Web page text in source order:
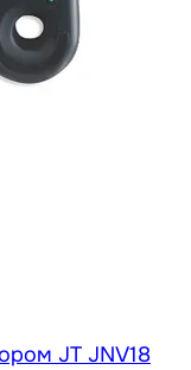
JT JNV18